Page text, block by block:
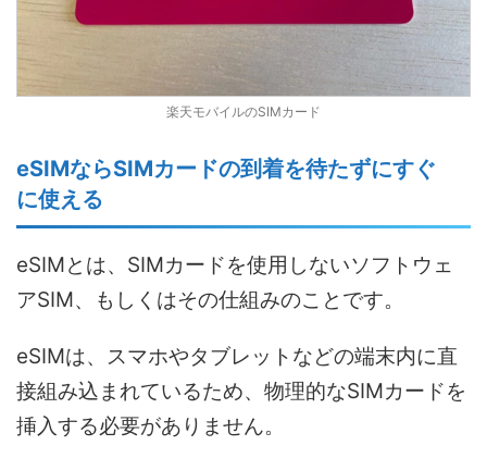
楽天モバイルのSIMカード
eSIMならSIMカードの到着を待たずにすぐ
に使える
eSIMとは、SIMカードを使用しないソフトウェ
アSIM、もしくはその仕組みのことです。
eSIMは、スマホやタブレットなどの端末内に直
接組み込まれているため、物理的なSIMカードを
挿入する必要がありません。